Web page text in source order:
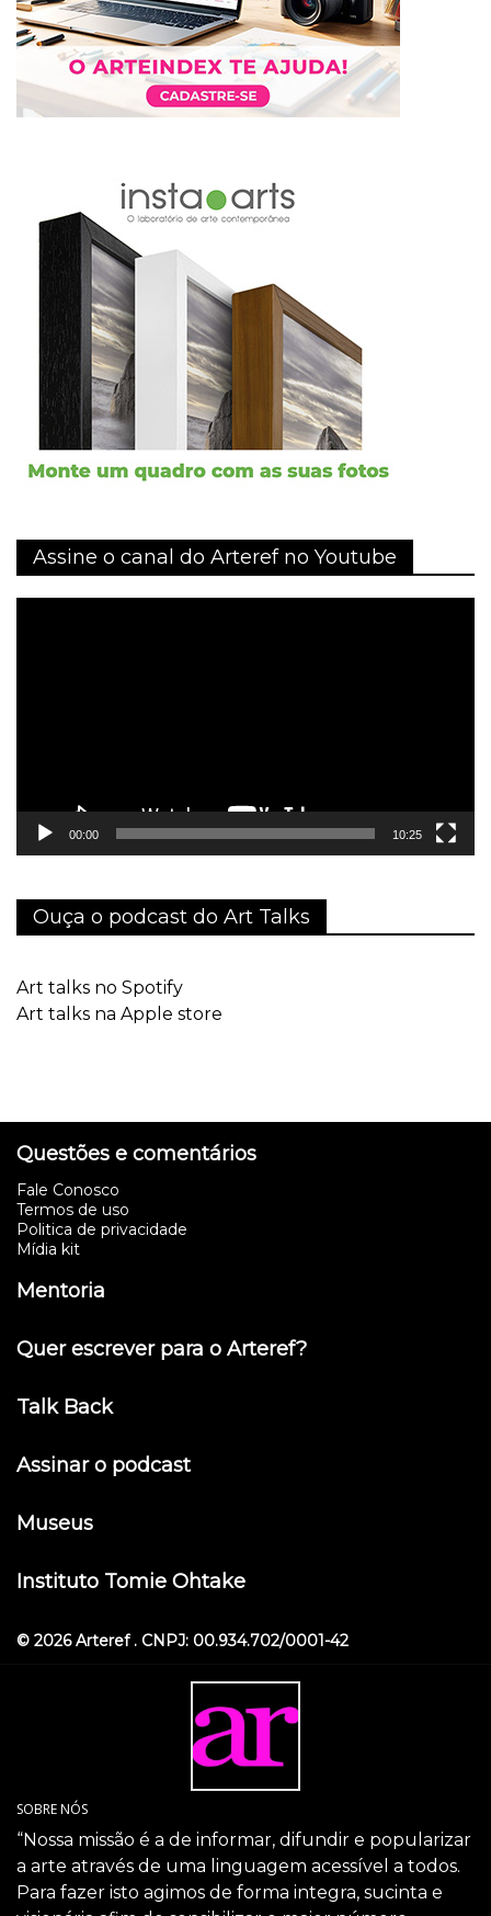
Assine o canal do Arteref no Youtube
00:00 10:25
Ouça o podcast do Art Talks
Art talks no Spotify
Art talks na Apple store
Questões e comentários
Fale Conosco
Termos de uso
Politica de privacidade
Mídia kit
Mentoria
Quer escrever para o Arteref?
Talk Back
Assinar o podcast
Museus
Instituto Tomie Ohtake
© 2026 Arteref . CNPJ: 00.934.702/0001-42
SOBRE NÓS
“Nossa missão é a de informar, difundir e popularizar
a arte através de uma linguagem acessível a todos.
Para fazer isto agimos de forma integra, sucinta e